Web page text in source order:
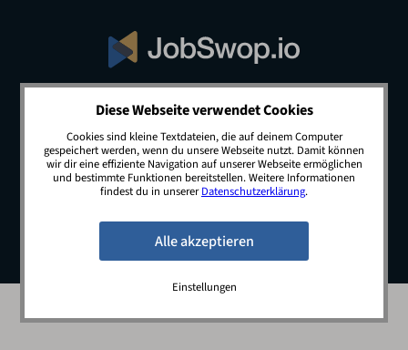
© 2026 JobSwop.io · All rights reserved.
Blog Jobs Newsletter
Kontakt
Preise
Impressum Datenschutz
Diese Webseite verwendet Cookies
Cookies sind kleine Textdateien, die auf deinem Computer
gespeichert werden, wenn du unsere Webseite nutzt. Damit können
wir dir eine effiziente Navigation auf unserer Webseite ermöglichen
und bestimmte Funktionen bereitstellen. Weitere Informationen
findest du in unsererDatenschutzerklärung.
Einstellungen